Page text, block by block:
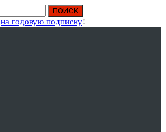
на годовую подписку!